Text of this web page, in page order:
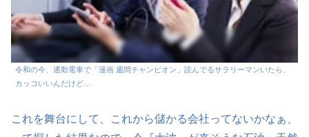
令和の今、通勤電車で「漫画 週間チャンピオン」読んでるサラリーマンいたら、
カッコいいんだけど…
これを舞台にして、これから儲かる会社ってないかなぁ、